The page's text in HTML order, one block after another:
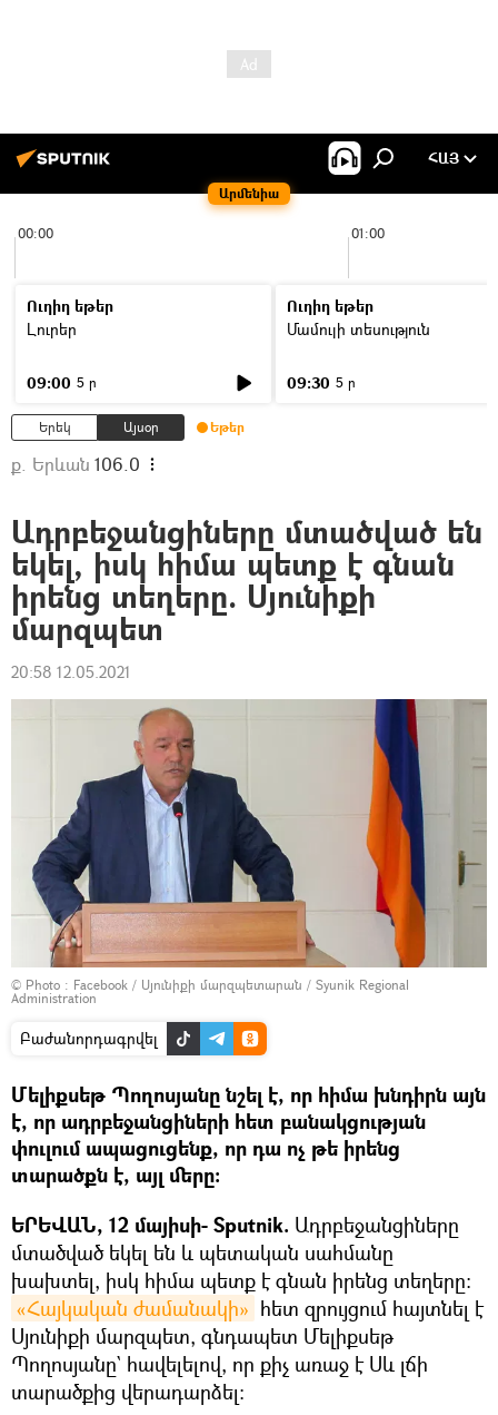
Արմենիա
ՀԱՅ
00:00 01:00
Ուղիղ եթեր
Լուրեր
09:00 5 ր
Ուղիղ եթեր
Մամուլի տեսություն
09:30 5 ր
Երեկ Այսօր Եթեր
ք. Երևան 106.0
Ադրբեջանցիները մտածված են
եկել, իսկ հիմա պետք է գնան
իրենց տեղերը. Սյունիքի
մարզպետ
20:58 12.05.2021
© Photo : Facebook / Սյունիքի մարզպետարան / Syunik Regional
Administration
Բաժանորդագրվել
Մելիքսեթ Պողոսյանը նշել է, որ հիմա խնդիրն այն
է, որ ադրբեջանցիների հետ բանակցության
փուլում ապացուցենք, որ դա ոչ թե իրենց
տարածքն է, այլ մերը։
ԵՐԵՎԱՆ, 12 մայիսի- Sputnik. Ադրբեջանցիները
մտածված եկել են և պետական սահմանը
խախտել, իսկ հիմա պետք է գնան իրենց տեղերը:
«Հայկական ժամանակի» հետ զրույցում հայտնել է
Սյունիքի մարզպետ, գնդապետ Մելիքսեթ
Պողոսյանը` հավելելով, որ քիչ առաջ է Սև լճի
տարածքից վերադարձել: